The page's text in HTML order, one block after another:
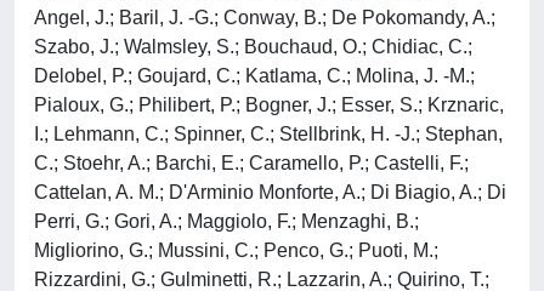
Angel, J.; Baril, J. -G.; Conway, B.; De Pokomandy, A.;
Szabo, J.; Walmsley, S.; Bouchaud, O.; Chidiac, C.;
Delobel, P.; Goujard, C.; Katlama, C.; Molina, J. -M.;
Pialoux, G.; Philibert, P.; Bogner, J.; Esser, S.; Krznaric,
I.; Lehmann, C.; Spinner, C.; Stellbrink, H. -J.; Stephan,
C.; Stoehr, A.; Barchi, E.; Caramello, P.; Castelli, F.;
Cattelan, A. M.; D'Arminio Monforte, A.; Di Biagio, A.; Di
Perri, G.; Gori, A.; Maggiolo, F.; Menzaghi, B.;
Migliorino, G.; Mussini, C.; Penco, G.; Puoti, M.;
Rizzardini, G.; Gulminetti, R.; Lazzarin, A.; Quirino, T.;